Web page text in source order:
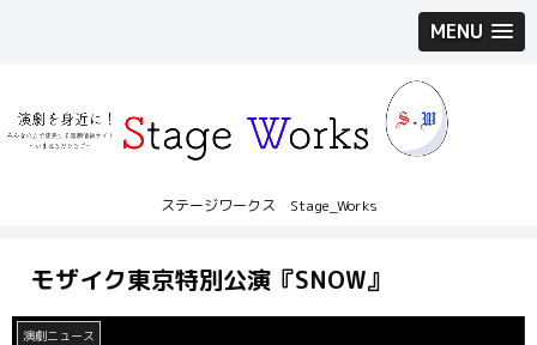
MENU
ステージワークス Stage_Works
モザイク東京特別公演『SNOW』
演劇ニュース